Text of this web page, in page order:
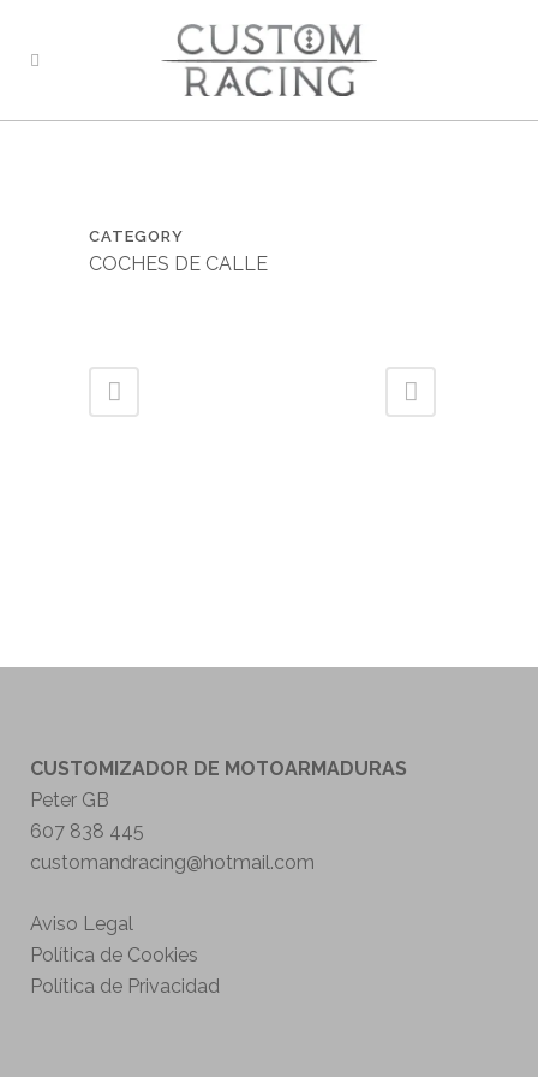
CATEGORY
COCHES DE CALLE
CUSTOMIZADOR DE MOTOARMADURAS
Peter GB
607 838 445
customandracing@hotmail.com
Aviso Legal
Política de Cookies
Política de Privacidad